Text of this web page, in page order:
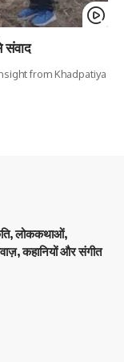
संवाद
from Khadpatiya
लोककथाओं,
कहानियों और संगीत